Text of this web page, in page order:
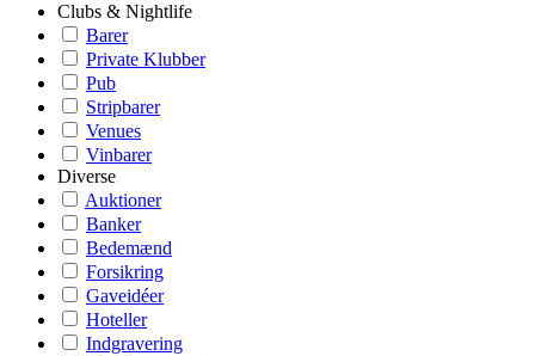
Clubs & Nightlife
Barer
Private Klubber
Pub
Stripbarer
Venues
Vinbarer
Diverse
Auktioner
Banker
Bedemænd
Forsikring
Gaveidéer
Hoteller
Indgravering